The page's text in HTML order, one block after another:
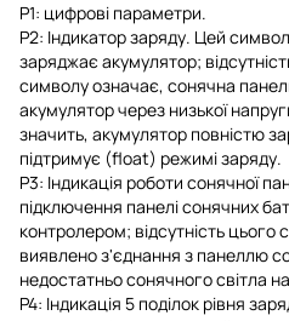
P1: цифрові параметри.
P2: Індикатор заряду. Цей
заряджає акумулятор;
символу означає, сонячна
акумулятор через низької
значить, акумулятор повністю
підтримує (float) режимі заряду.
P3: Індикація роботи сонячної
підключення панелі сонячних
контролером; відсутність
виявлено з'єднання з панеллю
недостатньо сонячного світла
P4: Індикація 5 поділок рівня